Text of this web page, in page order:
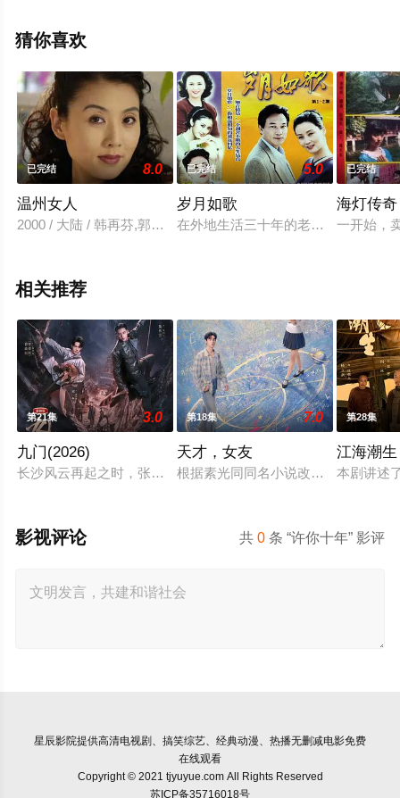
可移步至豆瓣电视剧、电视猫或剧情网等平台了解。
猜你喜欢
已完结 8.0
温州女人
2000 / 大陆 / 韩再芬,郭柯宇
已完结 5.0
岁月如歌
在外地生活三十年的老知青张东海(
已完结
海灯传奇
一开始，
相关推荐
第21集 3.0
九门(2026)
长沙风云再起之时，张启山（陈伟霆 饰）与吴老狗（曾舜晞 饰
第18集 7.0
天才，女友
根据素光同同名小说改编。江逾白长
第28集
江海潮生
本剧讲述
共0 条 “许你十年” 影评
影视评论
星辰影院提供高清电视剧、搞笑综艺、经典动漫、热播无删减电影免费
在线观看
Copyright © 2021 tjyuyue.com All Rights Reserved
苏ICP备35716018号